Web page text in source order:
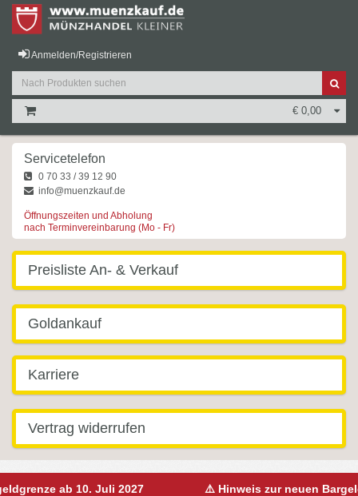
Anmelden/Registrieren
€ 0,00
Servicetelefon
0 70 33 / 39 12 90
info@muenzkauf.de
Öffnungszeiten und Abholung
nach Terminvereinbarung (Mo - Fr)
Preisliste An- & Verkauf
Goldankauf
Karriere
Vertrag widerrufen
ab 10. Juli 2027 ⚠️ Hinweis zur neuen